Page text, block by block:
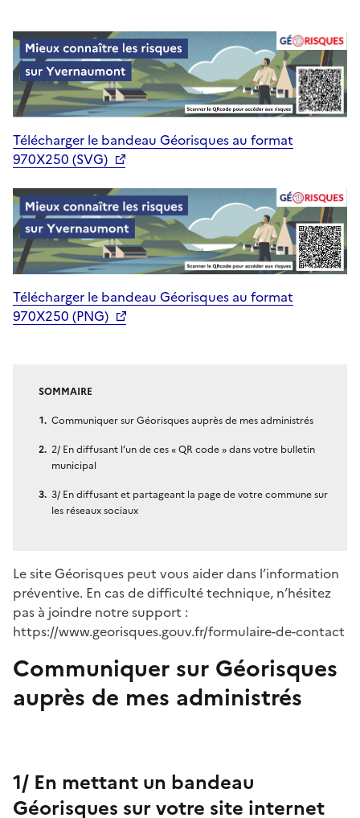
Télécharger le bandeau Géorisques au format
970X250 (SVG)
Télécharger le bandeau Géorisques au format
970X250 (PNG)
SOMMAIRE
Communiquer sur Géorisques auprès de mes administrés
2/ En diffusant l’un de ces « QR code » dans votre bulletin
municipal
3/ En diffusant et partageant la page de votre commune sur
les réseaux sociaux
Le site Géorisques peut vous aider dans l’information
préventive. En cas de difficulté technique, n’hésitez
pas à joindre notre support :
https://www.georisques.gouv.fr/formulaire-de-contact
Communiquer sur Géorisques
auprès de mes administrés
1/ En mettant un bandeau
Géorisques sur votre site internet